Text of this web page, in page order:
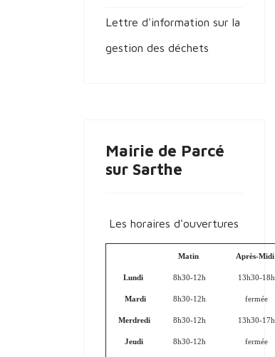
Lettre d'information sur la
gestion des déchets
Mairie de Parcé
sur Sarthe
Les horaires d'ouvertures
Matin Après-Midi
Lundi 8h30-12h 13h30-18h
Mardi 8h30-12h fermée
Merdredi 8h30-12h 13h30-17h
Jeudi 8h30-12h fermée